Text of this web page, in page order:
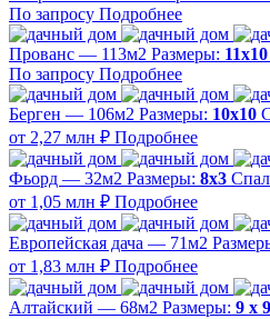
По запросу Подробнее
Прованс — 113м2 Размеры: 11х10
По запросу Подробнее
Берген — 106м2 Размеры: 10х10
от 2,27 млн ₽ Подробнее
Фьорд — 32м2 Размеры: 8х3
от 1,05 млн ₽ Подробнее
Европейская дача — 71м2
от 1,83 млн ₽ Подробнее
Алтайский — 68м2 Размеры: 9 х 9